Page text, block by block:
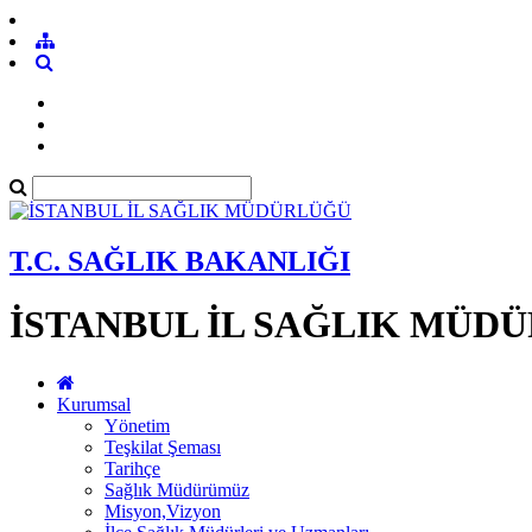
T.C. SAĞLIK BAKANLIĞI
İSTANBUL İL SAĞLIK
Kurumsal
Yönetim
Teşkilat Şeması
Tarihçe
Sağlık Müdürümüz
Misyon,Vizyon